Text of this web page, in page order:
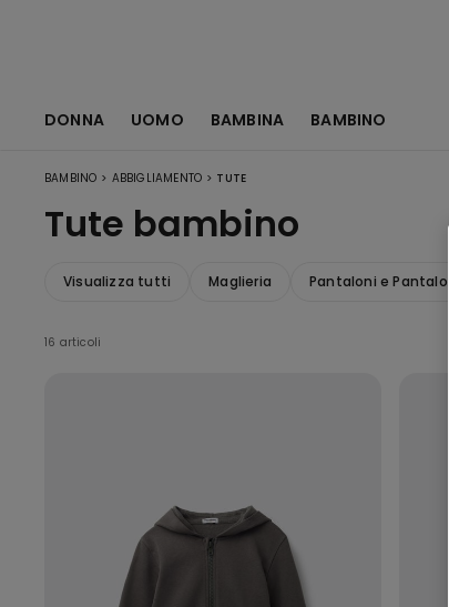
DONNA UOMO BAMBINA BAMBINO
BAMBINO > ABBIGLIAMENTO > TUTE
Tute bambino
Visualizza tutti Maglieria Pantaloni e
16 articoli